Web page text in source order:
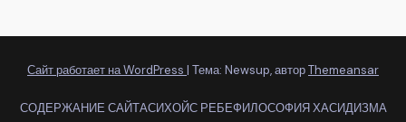
Сайт работает на WordPress | Тема: Newsup, авторThemeansar
СОДЕРЖАНИЕ САЙТАСИХОЙС РЕБЕФИЛОСОФИЯ ХАСИДИЗМА